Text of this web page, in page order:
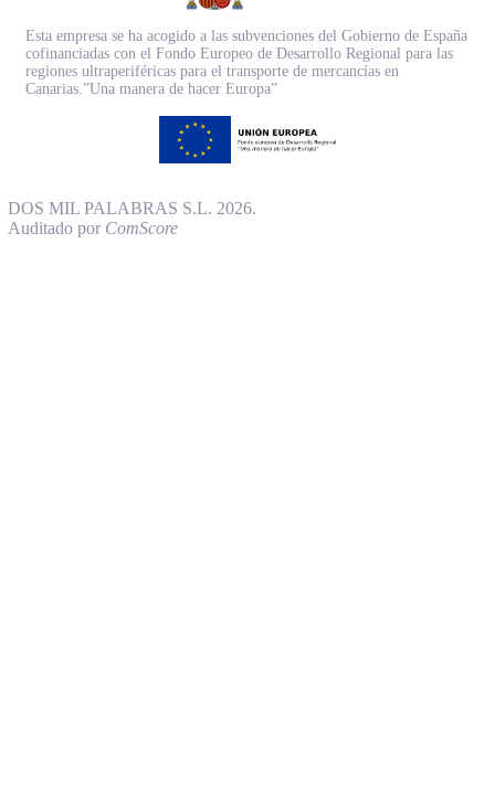
Esta empresa se ha acogido a las subvenciones del Gobierno de España
cofinanciadas con el Fondo Europeo de Desarrollo Regional para las
regiones ultraperiféricas para el transporte de mercancías en
Canarias.”Una manera de hacer Europa”
DOS MIL PALABRAS S.L. 2026.
Auditado por ComScore